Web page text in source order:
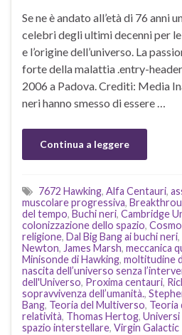
Se ne è andato all’età di 76 anni
celebri degli ultimi decenni per
e l’origine dell’universo. La
forte della malattia .entry-
2006 a Padova. Crediti: Media
neri hanno smesso di essere …
Continua a leggere
7672 Hawking, Alfa Centauri,
muscolare progressiva,
del tempo, Buchi neri, Cambridge
colonizzazione dello spazio,
religione, Dal Big Bang ai buchi neri,
Newton, James Marsh, meccanica
Minisonde di Hawking, moltitudine
nascita dell’universo senza
dell'Universo, Proxima centauri,
sopravvivenza dell’umanità.,
Bang, Teoria del Multiverso,
relatività, Thomas Hertog,
spazio interstellare, Virgin Galactic